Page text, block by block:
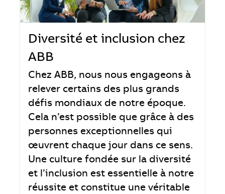
Diversité et inclusion chez
ABB
Chez ABB, nous nous engageons à
relever certains des plus grands
défis mondiaux de notre époque.
Cela n’est possible que grâce à des
personnes exceptionnelles qui
œuvrent chaque jour dans ce sens.
Une culture fondée sur la diversité
et l’inclusion est essentielle à notre
réussite et constitue une véritable